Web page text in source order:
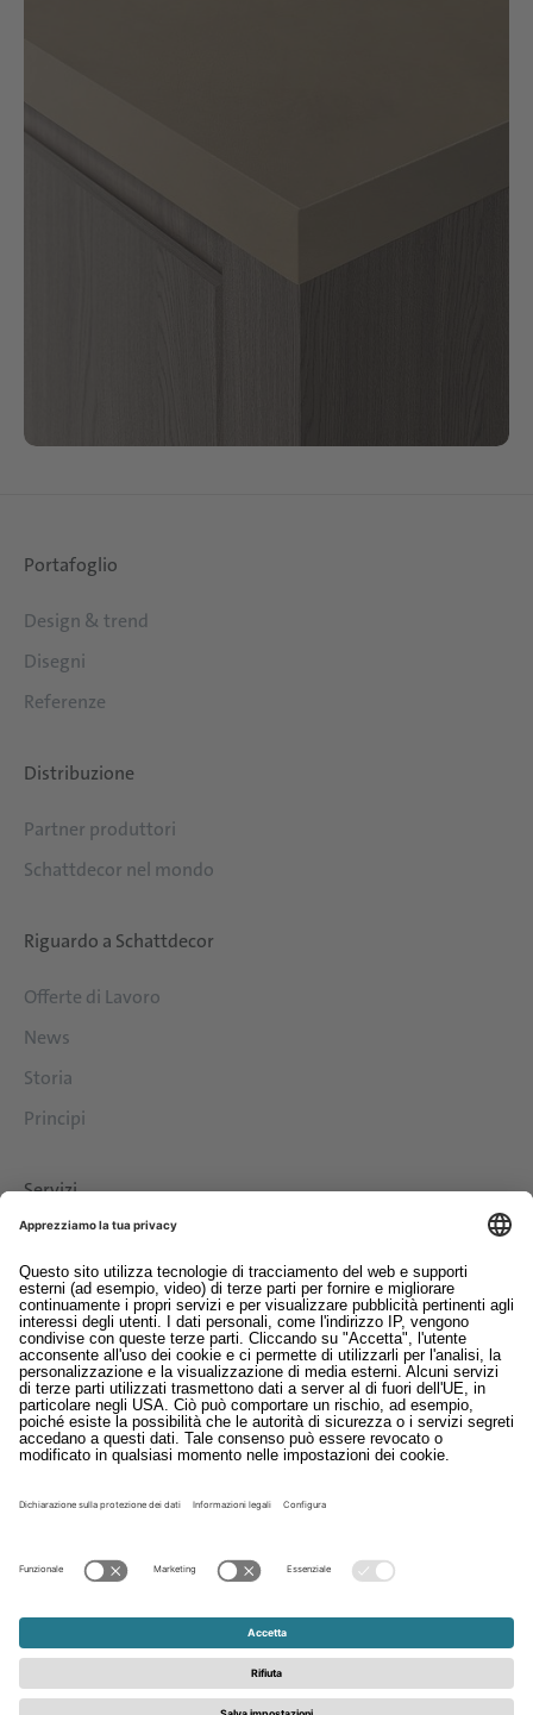
Portafoglio
Design & trend
Disegni
Referenze
Distribuzione
Partner produttori
Schattdecor nel mondo
Riguardo a Schattdecor
Offerte di Lavoro
News
Storia
Principi
Servizi
Contatto
EDI
Colofon
Whistleblowing
Condizioni generali di contratto